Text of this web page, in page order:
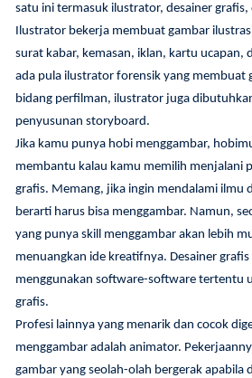
satu ini termasuk ilustrator, desainer grafis,
Ilustrator bekerja membuat gambar
surat kabar, kemasan, iklan, kartu ucapan,
ada pula ilustrator forensik yang membuat
bidang perfilman, ilustrator juga
penyusunan storyboard.
Jika kamu punya hobi menggambar,
membantu kalau kamu memilih menjalani
grafis. Memang, jika ingin mendalami ilmu
berarti harus bisa menggambar. Namun,
yang punya skill menggambar akan lebih
menuangkan ide kreatifnya. Desainer
menggunakan software-software tertentu
grafis.
Profesi lainnya yang menarik dan cocok
menggambar adalah animator.
gambar yang seolah-olah bergerak apabila